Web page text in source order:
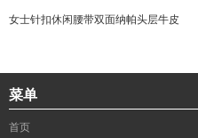
女士针扣休闲腰带双面纳帕头层牛皮
菜单
首页